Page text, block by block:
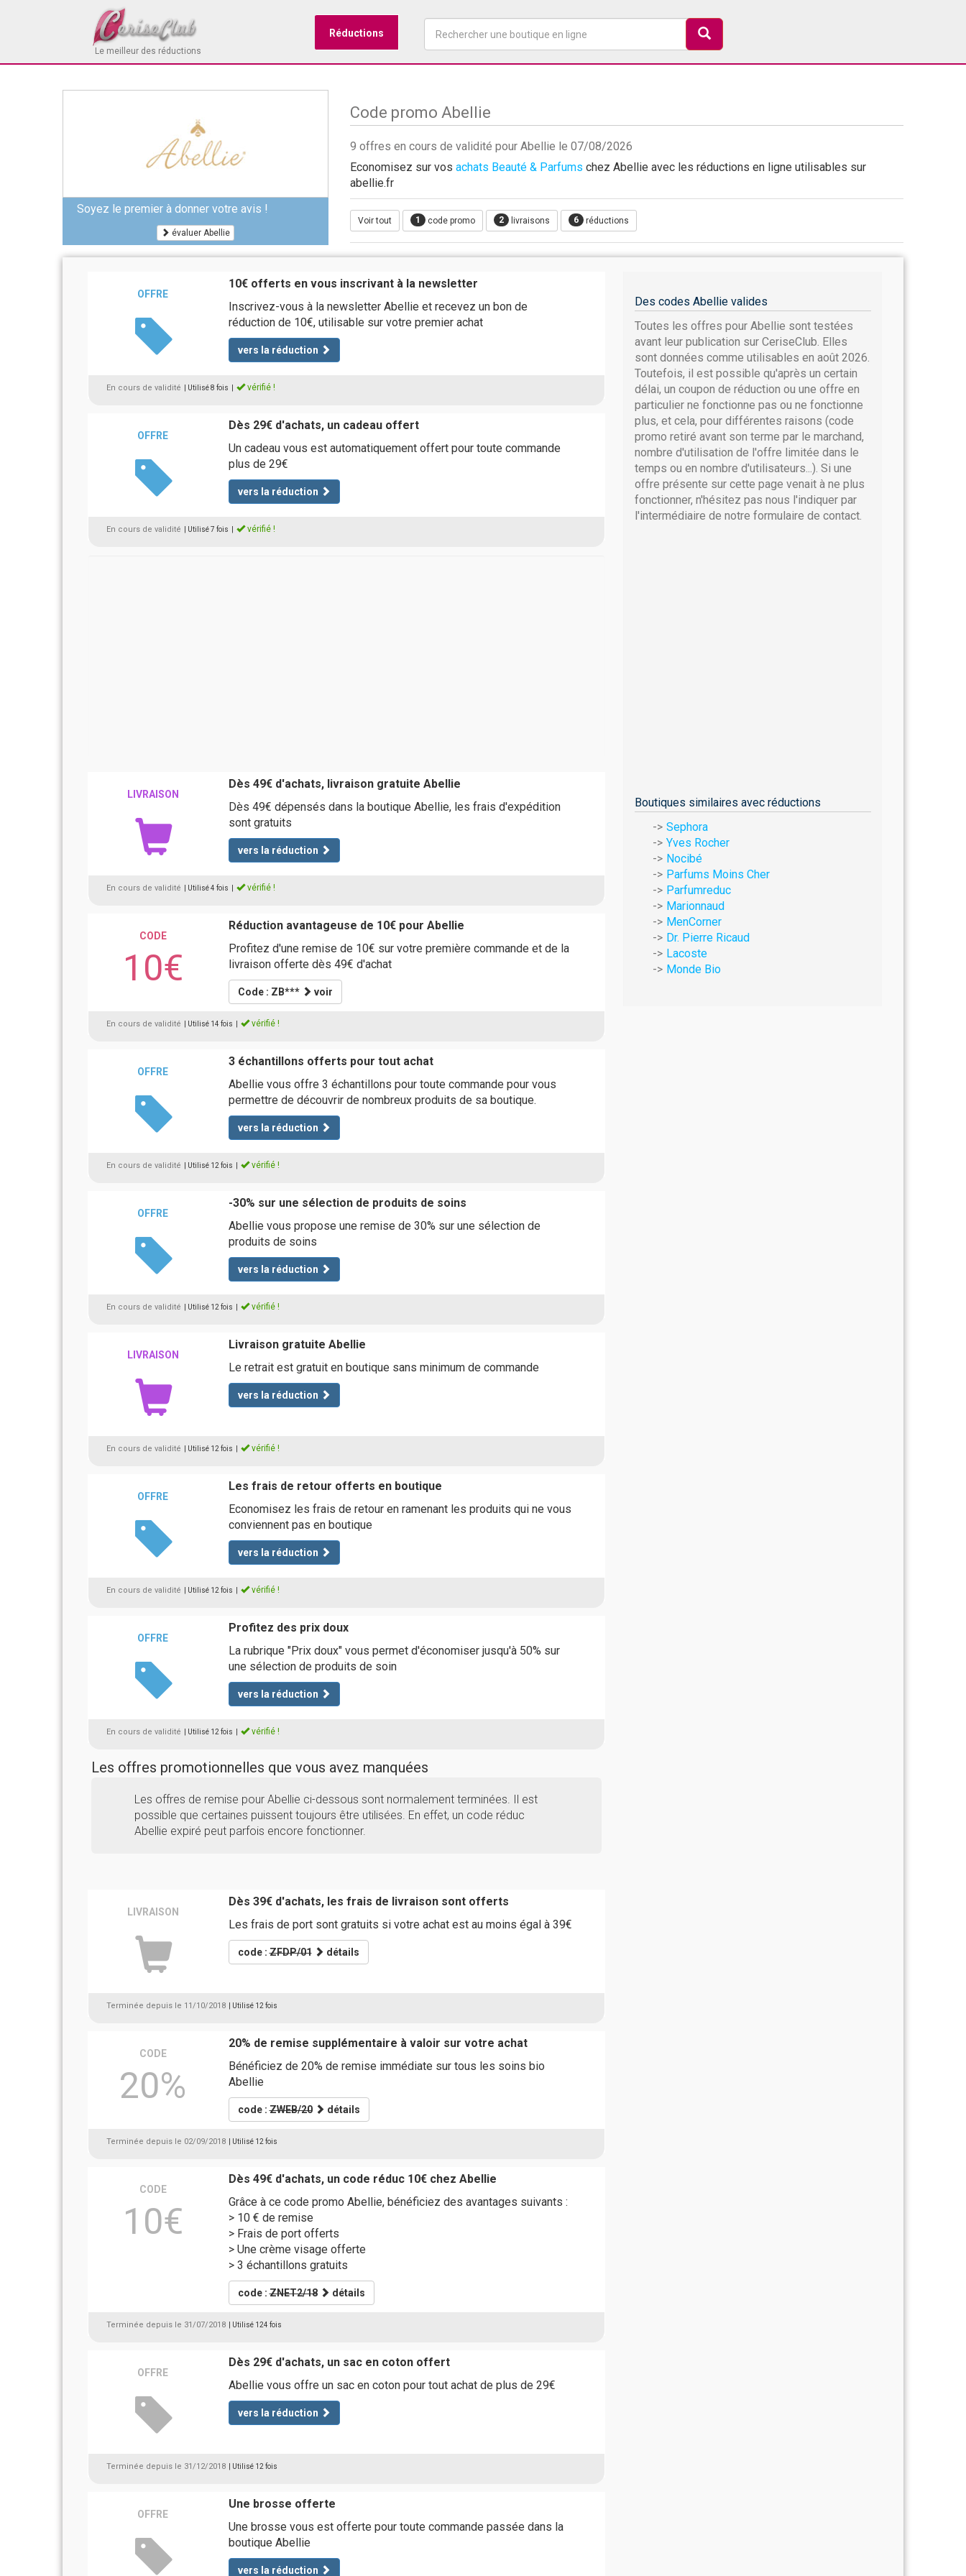
Le meilleur des réductions
Réductions
Soyez le premier à donner votre avis !
évaluer Abellie
Code promo Abellie
9 offres en cours de validité pour Abellie le 07/08/2026
Economisez sur vos achats Beauté & Parfums chez Abellie avec les réductions en ligne utilisables sur
abellie.fr
Voir tout 1 code promo 2 livraisons 6 réductions
OFFRE
10€ offerts en vous inscrivant à la newsletter
Inscrivez-vous à la newsletter Abellie et recevez un bon de
réduction de 10€, utilisable sur votre premier achat
vers la réduction
En cours de validité | Utilisé 8 fois vérifié !
OFFRE
Dès 29€ d'achats, un cadeau offert
Un cadeau vous est automatiquement offert pour toute commande
plus de 29€
vers la réduction
En cours de validité | Utilisé 7 fois vérifié !
LIVRAISON
Dès 49€ d'achats, livraison gratuite Abellie
Dès 49€ dépensés dans la boutique Abellie, les frais d'expédition
sont gratuits
vers la réduction
En cours de validité | Utilisé 4 fois vérifié !
CODE
10€
Réduction avantageuse de 10€ pour Abellie
Profitez d'une remise de 10€ sur votre première commande et de la
livraison offerte dès 49€ d'achat
Code : ZB*** voir
En cours de validité | Utilisé 14 fois vérifié !
OFFRE
3 échantillons offerts pour tout achat
Abellie vous offre 3 échantillons pour toute commande pour vous
permettre de découvrir de nombreux produits de sa boutique.
vers la réduction
En cours de validité | Utilisé 12 fois vérifié !
OFFRE
-30% sur une sélection de produits de soins
Abellie vous propose une remise de 30% sur une sélection de
produits de soins
vers la réduction
En cours de validité | Utilisé 12 fois vérifié !
LIVRAISON
Livraison gratuite Abellie
Le retrait est gratuit en boutique sans minimum de commande
vers la réduction
En cours de validité | Utilisé 12 fois vérifié !
OFFRE
Les frais de retour offerts en boutique
Economisez les frais de retour en ramenant les produits qui ne vous
conviennent pas en boutique
vers la réduction
En cours de validité | Utilisé 12 fois vérifié !
OFFRE
Profitez des prix doux
La rubrique "Prix doux" vous permet d'économiser jusqu'à 50% sur
une sélection de produits de soin
vers la réduction
En cours de validité | Utilisé 12 fois vérifié !
Les offres promotionnelles que vous avez manquées
Les offres de remise pour Abellie ci-dessous sont normalement terminées. Il est
possible que certaines puissent toujours être utilisées. En effet, un code réduc
Abellie expiré peut parfois encore fonctionner.
LIVRAISON
Dès 39€ d'achats, les frais de livraison sont offerts
Les frais de port sont gratuits si votre achat est au moins égal à 39€
code :ZFDP/01 détails
Terminée depuis le 11/10/2018 | Utilisé 12 fois
CODE
20%
20% de remise supplémentaire à valoir sur votre achat
Bénéficiez de 20% de remise immédiate sur tous les soins bio
Abellie
code :ZWEB/20 détails
Terminée depuis le 02/09/2018 | Utilisé 12 fois
CODE
10€
Dès 49€ d'achats, un code réduc 10€ chez Abellie
Grâce à ce code promo Abellie, bénéficiez des avantages suivants :
> 10 € de remise
> Frais de port offerts
> Une crème visage offerte
> 3 échantillons gratuits
code :ZNET2/18 détails
Terminée depuis le 31/07/2018 | Utilisé 124 fois
OFFRE
Dès 29€ d'achats, un sac en coton offert
Abellie vous offre un sac en coton pour tout achat de plus de 29€
vers la réduction
Terminée depuis le 31/12/2018 | Utilisé 12 fois
OFFRE
Une brosse offerte
Une brosse vous est offerte pour toute commande passée dans la
boutique Abellie
vers la réduction
Des codes Abellie valides
Toutes les offres pour Abellie sont testées
avant leur publication sur CeriseClub. Elles
sont données comme utilisables en août 2026.
Toutefois, il est possible qu'après un certain
délai, un coupon de réduction ou une offre en
particulier ne fonctionne pas ou ne fonctionne
plus, et cela, pour différentes raisons (code
promo retiré avant son terme par le marchand,
nombre d'utilisation de l'offre limitée dans le
temps ou en nombre d'utilisateurs...). Si une
offre présente sur cette page venait à ne plus
fonctionner, n'hésitez pas nous l'indiquer par
l'intermédiaire de notre formulaire de contact.
Boutiques similaires avec réductions
Sephora
Yves Rocher
Nocibé
Parfums Moins Cher
Parfumreduc
Marionnaud
MenCorner
Dr. Pierre Ricaud
Lacoste
Monde Bio